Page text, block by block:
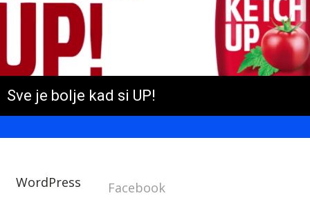
Sve je bolje kad si UP!
WordPress Facebook